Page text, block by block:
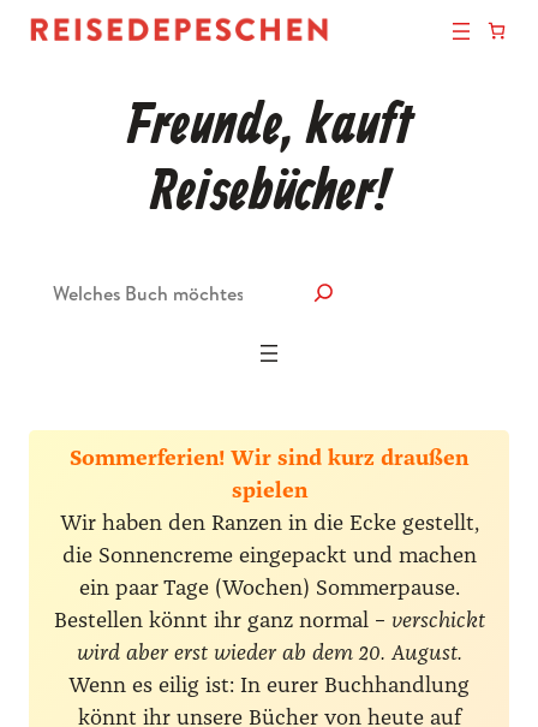
Freunde, kauft
Reisebücher!
Sommerferien! Wir sind kurz draußen
spielen
Wir haben den Ranzen in die Ecke gestellt,
die Sonnencreme eingepackt und machen
ein paar Tage (Wochen) Sommerpause.
Bestellen könnt ihr ganz normal – verschickt
wird aber erst wieder ab dem 20. August.
Wenn es eilig ist: In eurer Buchhandlung
könnt ihr unsere Bücher von heute auf